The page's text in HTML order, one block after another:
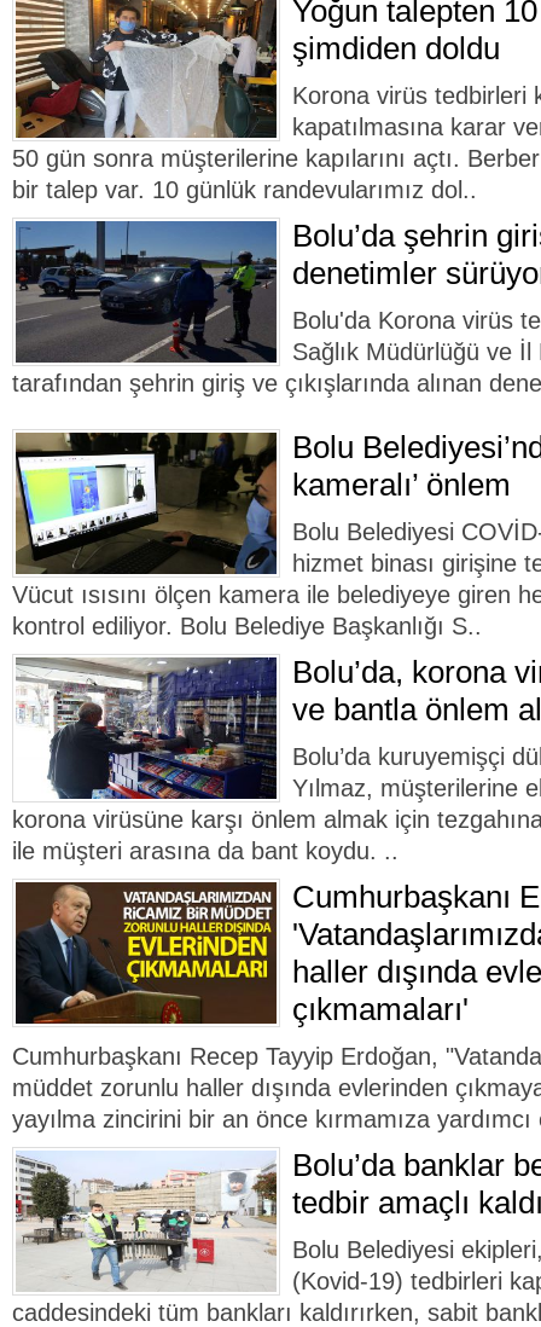
Yoğun talepten
şimdiden doldu
Korona virüs tedbirleri
kapatılmasına karar
50 gün sonra müşterilerine kapılarını açtı.
bir talep var. 10 günlük randevularımız dol..
Bolu’da şehrin
denetimler
Bolu'da Korona virüs
Sağlık Müdürlüğü ve
tarafından şehrin giriş ve çıkışlarında alınan
Bolu
kameralı’ önlem
Bolu Belediyesi
hizmet binası girişine
Vücut ısısını ölçen kamera ile belediyeye giren
kontrol ediliyor. Bolu Belediye Başkanlığı S..
Bolu’da, korona
ve bantla önlem
Bolu’da kuruyemişçi
Yılmaz, müşterilerine
korona virüsüne karşı önlem almak için
ile müşteri arasına da bant koydu. ..
Cumhurbaşkanı
haller dışında
çıkmamaları'
Cumhurbaşkanı Recep Tayyip Erdoğan,
müddet zorunlu haller dışında evlerinden
yayılma zincirini bir an önce kırmamıza yardımcı
Bolu’da banklar
tedbir amaçlı
Bolu Belediyesi
(Kovid-19) tedbirleri
caddesindeki tüm bankları kaldırırken, sabit